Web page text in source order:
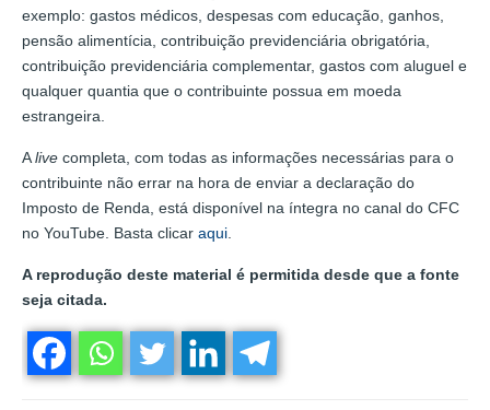
exemplo: gastos médicos, despesas com educação, ganhos,
pensão alimentícia, contribuição previdenciária obrigatória,
contribuição previdenciária complementar, gastos com aluguel e
qualquer quantia que o contribuinte possua em moeda
estrangeira.
Alive completa, com todas as informações necessárias para o
contribuinte não errar na hora de enviar a declaração do
Imposto de Renda, está disponível na íntegra no canal do CFC
no YouTube. Basta clicar aqui
A reprodução deste material é permitida desde que a fonte
seja citada.